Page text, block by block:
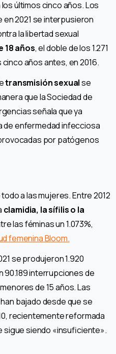
últimos cinco años. Los
en 2021 se interpusieron
la libertad sexual
18 años, el doble de los 1.271
años antes, en 2016.
transmisión sexualse
que la Sociedad de
señala que ya
de enfermedad infecciosa
por patógenos
a las mujeres. Entre 2012
clamidia, la sífilis o la
las féminas un 1.073%,
femenina Bloom.
se produjeron 1.920
90.189 interrupciones de
de 15 años. Las
bajado desde que se
recientemente reformada
sigue siendo «insuficiente».